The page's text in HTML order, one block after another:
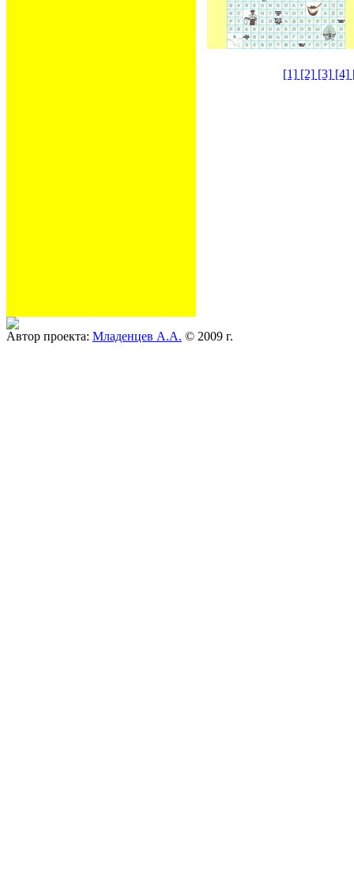
[1] [2] [3] [4]
Автор проекта: Младенцев А.А. © 2009 г.